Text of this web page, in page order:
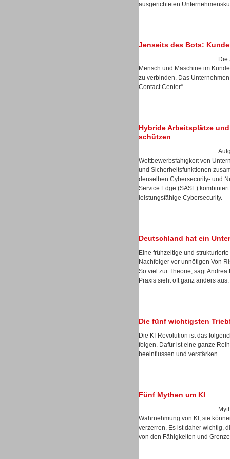
ausgerichteten
Jenseits des Bots:
Die
Mensch und Maschine im
zu verbinden. Das
Contact Center“
Hybride Arbeitsplätze
schützen
Wettbewerbsfähigkeit von
und Sicherheitsfunktionen
denselben Cybersecurity- und
Service Edge (SASE)
leistungsfähige Cybersecurity.
Deutschland hat ein
Eine frühzeitige und
Nachfolger vor unnötigen Von
So viel zur Theorie, sagt
Praxis sieht oft ganz anders aus.
Die fünf wichtigsten
Die KI-Revolution ist das
folgen. Dafür ist eine ganze
beeinflussen und verstärken.
Fünf Mythen um KI
Wahrnehmung von KI, sie
verzerren. Es ist daher wichtig,
von den Fähigkeiten und